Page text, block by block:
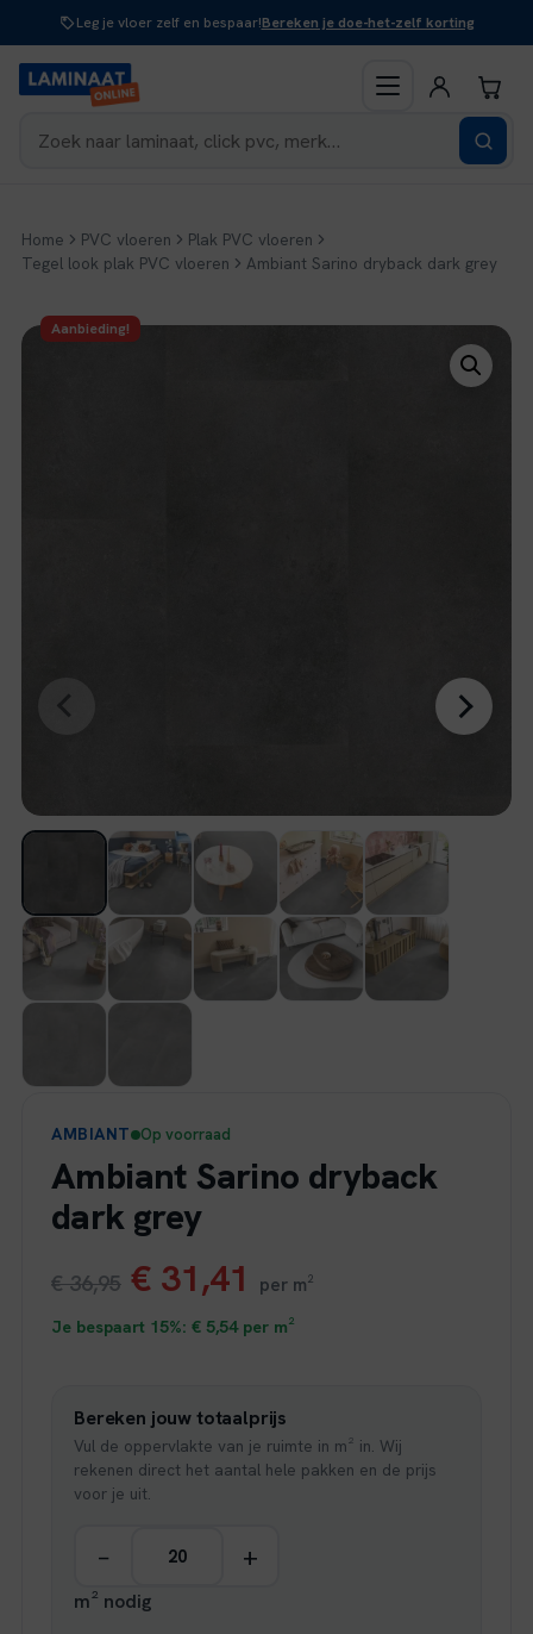
inhoud
Leg je vloer zelf en bespaar!Bereken je doe-het-zelf korting
Home PVC vloeren
Plak PVC vloeren
Tegel look plak PVC vloeren
Ambiant Sarino dryback dark grey
Aanbieding!
AMBIANT Op voorraad
Ambiant Sarino dryback
dark grey
€36,95 Oorspronkelijke
prijs
€ 36,95.
€ 31,41 Huidige
prijs
€ 31,41.
per m²
Je bespaart 15%: € 5,54per m²
Bereken jouw totaalprijs
Vul de oppervlakte van je ruimte in m² in. Wij
rekenen direct het aantal hele pakken en de prijs
voor je uit.
− +
m² nodig